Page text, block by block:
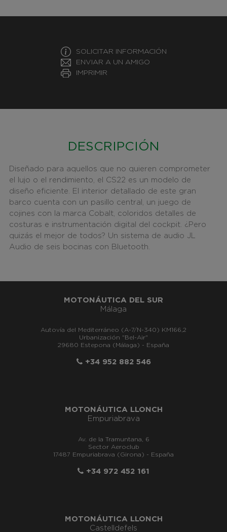
SOLICITAR INFORMACIÓN
ENVIAR A UN AMIGO
IMPRIMIR
DESCRIPCIÓN
Diseñado para aquellos que no quieren comprometer
el lujo o el rendimiento, el CS22 es un modelo de
diseño eficiente. El interior detallado de este gran
barco cuenta con un pasillo central, un juego de
cojines con la marca Cobalt, coloridos detalles de
costuras e instrumentación digital del cockpit. ¿Pero
quizás el mejor de todos? Un sistema de audio JL
Audio de seis bocinas con Bluetooth.
MOTONÁUTICA DEL SUR
Málaga
Autovía del Mediterráneo (A-7/N-340) KM166,2
Urbanización "Bel-Air"
29680 Estepona (Málaga) - España
+34 952 882 546
MOTONÁUTICA LLONCH
Empuriabrava
Av. de la Tramuntana, 6
Sector Aeroclub
17487 Empuriabrava (Girona) - España
+34 972 452 161
MOTONÁUTICA LLONCH
Castelldefels